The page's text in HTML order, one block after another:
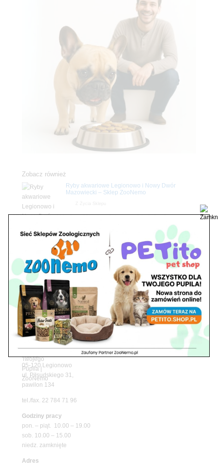
Zobacz również
Ryby akwariowe Legionowo i Nowy Dwór
Mazowiecki – Sklep ZooNemo
Z Życia Sklepu
rośliny akwariowe w ZooNemo – Legionowo i
Nowy Dwór Mazowiecki
Promocje
Upały wracają! Zadbaj o komfort swojego pupila
z matami chłodzącymi ZooNemo
Z Życia Sklepu
Petito Pet Shop – Internetowy Sklep Zoologiczny
Online! Wszystko Dla Twojego Pupila | ZooNemo
Znajdź nas
Adres
05-120 Legionowo
ul. Piłsudskiego 31,
pawilon 134
tel./fax. 22 784 71 96
Godziny pracy
pon. – piąt. 10.00 – 19.00
sob. 10.00 – 15.00
niedz. zamknięte
Adres